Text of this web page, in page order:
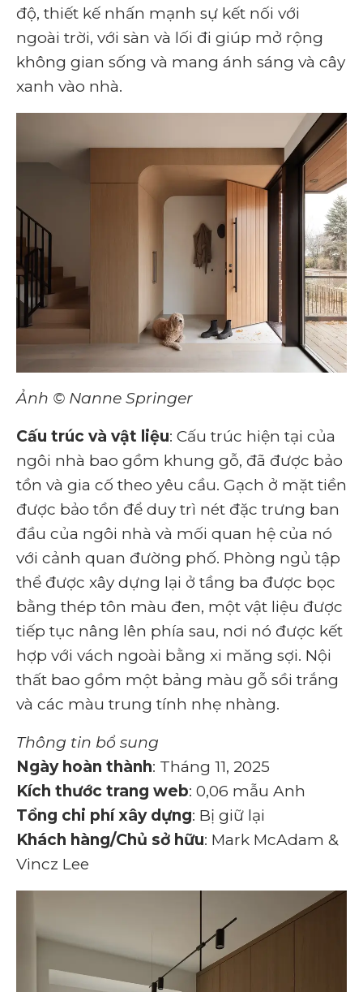
độ, thiết kế nhấn mạnh sự kết nối với
ngoài trời, với sàn và lối đi giúp mở rộng
không gian sống và mang ánh sáng và cây
xanh vào nhà.
Ảnh © Nanne Springer
Cấu trúc và vật liệu: Cấu trúc hiện tại của
ngôi nhà bao gồm khung gỗ, đã được bảo
tồn và gia cố theo yêu cầu. Gạch ở mặt tiền
được bảo tồn để duy trì nét đặc trưng ban
đầu của ngôi nhà và mối quan hệ của nó
với cảnh quan đường phố. Phòng ngủ tập
thể được xây dựng lại ở tầng ba được bọc
bằng thép tôn màu đen, một vật liệu được
tiếp tục nâng lên phía sau, nơi nó được kết
hợp với vách ngoài bằng xi măng sợi. Nội
thất bao gồm một bảng màu gỗ sồi trắng
và các màu trung tính nhẹ nhàng.
Thông tin bổ sung
Ngày hoàn thành: Tháng 11, 2025
Kích thước trang web: 0,06 mẫu Anh
Tổng chi phí xây dựng: Bị giữ lại
Khách hàng/Chủ sở hữu: Mark McAdam &
Vincz Lee